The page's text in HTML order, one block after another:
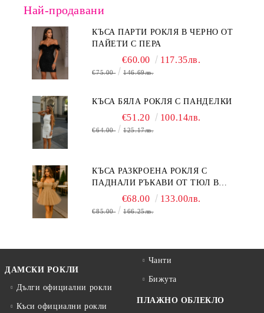
Най-продавани
КЪСА ПАРТИ РОКЛЯ В ЧЕРНО ОТ
ПАЙЕТИ С ПЕРА
€60.00 117.35лв.
€75.00 146.69лв.
КЪСА БЯЛА РОКЛЯ С ПАНДЕЛКИ
€51.20 100.14лв.
€64.00 125.17лв.
КЪСА РАЗКРОЕНА РОКЛЯ С
ПАДНАЛИ РЪКАВИ ОТ ТЮЛ В
БЕЖОВО€68.00 133.00лв.
€85.00 166.25лв.
ДАМСКИ РОКЛИ
Дълги официални рокли
Къси официални рокли
Чанти
Бижута
ПЛАЖНО ОБЛЕКЛО